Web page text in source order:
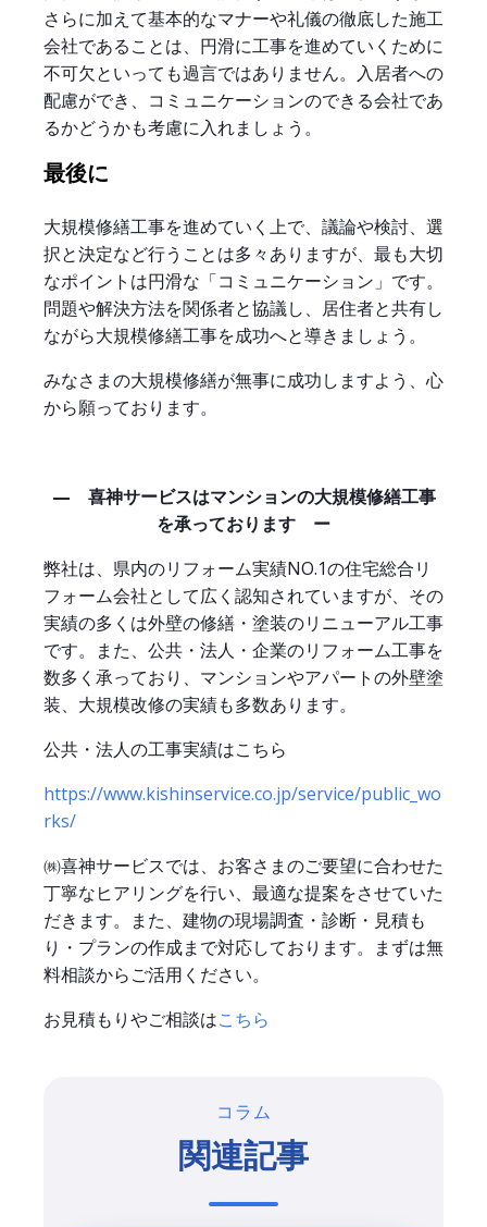
さらに加えて基本的なマナーや礼儀の徹底した施工
会社であることは、円滑に工事を進めていくために
不可欠といっても過言ではありません。入居者への
配慮ができ、コミュニケーションのできる会社であ
るかどうかも考慮に入れましょう。
最後に
大規模修繕工事を進めていく上で、議論や検討、選
択と決定など行うことは多々ありますが、最も大切
なポイントは円滑な「コミュニケーション」です。
問題や解決方法を関係者と協議し、居住者と共有し
ながら大規模修繕工事を成功へと導きましょう。
みなさまの大規模修繕が無事に成功しますよう、心
から願っております。
― 喜神サービスはマンションの大規模修繕工事
を承っております ー
弊社は、県内のリフォーム実績NO.1の住宅総合リ
フォーム会社として広く認知されていますが、その
実績の多くは外壁の修繕・塗装のリニューアル工事
です。また、公共・法人・企業のリフォーム工事を
数多く承っており、マンションやアパートの外壁塗
装、大規模改修の実績も多数あります。
公共・法人の工事実績はこちら
https://www.kishinservice.co.jp/service/public_wo
rks/
㈱喜神サービスでは、お客さまのご要望に合わせた
丁寧なヒアリングを行い、最適な提案をさせていた
だきます。また、建物の現場調査・診断・見積も
り・プランの作成まで対応しております。まずは無
料相談からご活用ください。
お見積もりやご相談はこちら
コラム
関連記事